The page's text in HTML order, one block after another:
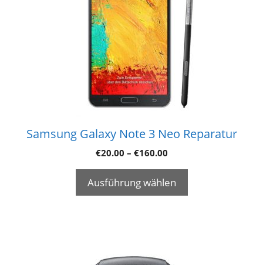
Samsung Galaxy Note 3 Neo Reparatur
€20.00 – €160.00
Ausführung wählen